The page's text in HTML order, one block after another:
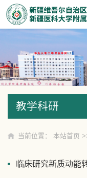
教学科研
当前位置： 本站首页